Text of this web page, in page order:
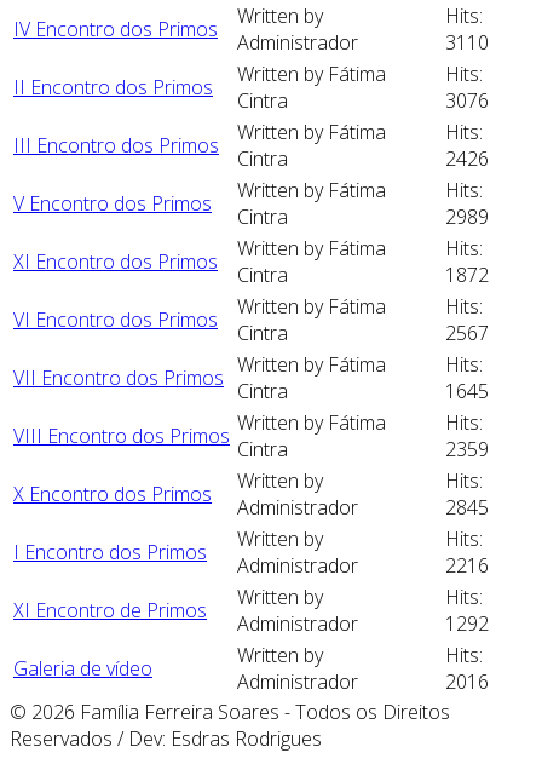
IV Encontro dos Primos
Written by
Administrador
Hits:
3110
II Encontro dos Primos
Written by Fátima
Cintra
Hits:
3076
III Encontro dos Primos
Written by Fátima
Cintra
Hits:
2426
V Encontro dos Primos
Written by Fátima
Cintra
Hits:
2989
XI Encontro dos Primos
Written by Fátima
Cintra
Hits:
1872
VI Encontro dos Primos
Written by Fátima
Cintra
Hits:
2567
VII Encontro dos Primos Written by Fátima
Cintra
Hits:
1645
VIII Encontro dos Primos Written by Fátima
Cintra
Hits:
2359
X Encontro dos Primos
Written by
Administrador
Hits:
2845
I Encontro dos Primos
Written by
Administrador
Hits:
2216
XI Encontro de Primos
Written by
Administrador
Hits:
1292
Galeria de vídeo
Written by
Administrador
Hits:
2016
© 2026 Família Ferreira Soares - Todos os Direitos
Reservados / Dev: Esdras Rodrigues